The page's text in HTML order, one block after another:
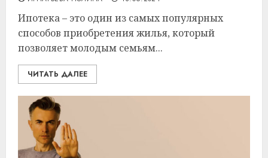
Ипотека – это один из самых популярных
способов приобретения жилья, который
позволяет молодым семьям...
ЧИТАТЬ ДАЛЕЕ